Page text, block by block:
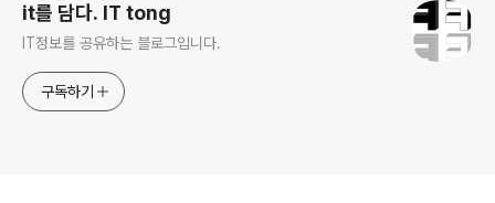
it를 담다. IT tong
IT정보를 공유하는 블로그입니다.
구독하기